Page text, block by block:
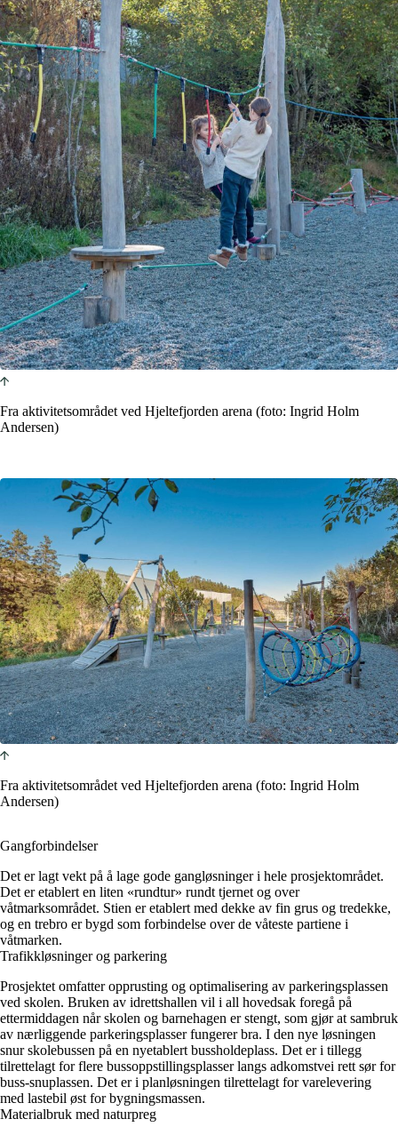
Fra aktivitetsområdet ved Hjeltefjorden arena (foto: Ingrid Holm
Andersen)
Fra aktivitetsområdet ved Hjeltefjorden arena (foto: Ingrid Holm
Andersen)
Gangforbindelser
Det er lagt vekt på å lage gode gangløsninger i hele prosjektområdet.
Det er etablert en liten «rundtur» rundt tjernet og over
våtmarksområdet. Stien er etablert med dekke av fin grus og tredekke,
og en trebro er bygd som forbindelse over de våteste partiene i
våtmarken.
Trafikkløsninger og parkering
Prosjektet omfatter opprusting og optimalisering av parkeringsplassen
ved skolen. Bruken av idrettshallen vil i all hovedsak foregå på
ettermiddagen når skolen og barnehagen er stengt, som gjør at sambruk
av nærliggende parkeringsplasser fungerer bra. I den nye løsningen
snur skolebussen på en nyetablert bussholdeplass. Det er i tillegg
tilrettelagt for flere bussoppstillingsplasser langs adkomstvei rett sør for
buss-snuplassen. Det er i planløsningen tilrettelagt for varelevering
med lastebil øst for bygningsmassen.
Materialbruk med naturpreg